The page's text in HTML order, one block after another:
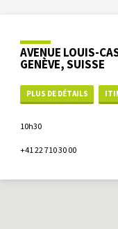
AVENUE LOUIS-
GENÈVE, SUISSE
PLUS DE DÉTAILS
10h30
+41 22 710 30 00